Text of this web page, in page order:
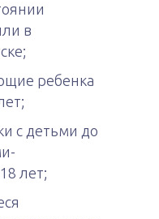
в
ребенка
с детьми до
лет;